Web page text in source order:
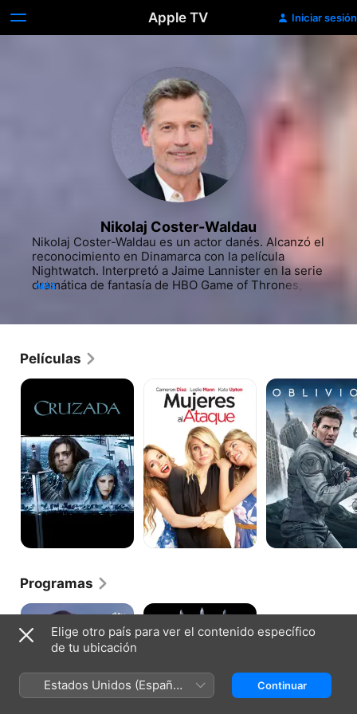
Apple TV Iniciar sesión
Nikolaj Coster-Waldau
Nikolaj Coster-Waldau es un actor danés. Alcanzó el
reconocimiento en Dinamarca con la película
Nightwatch. Interpretó a Jaime Lannister en la serie
dramática de fantasía de HBO Game of Thrones, por
una serie dramática. También interpreta a
King & Conqueror.
MÁS
Películas
Cruzada
Mujeres
Ataque!
Oblivion:
El
tiempo
del
olvido
Programas
Lo
que
Game
Thrones
Elige otro país para ver el contenido específico
de tu ubicación
Estados Unidos (Español
México)
Continuar